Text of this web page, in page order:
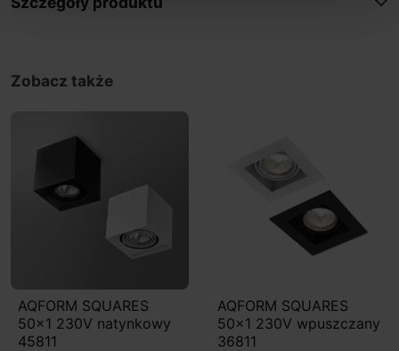
Zobacz także
AQFORM SQUARES
50x1 230V natynkowy
45811
AQFORM SQUARES
50x1 230V wpuszczany
36811